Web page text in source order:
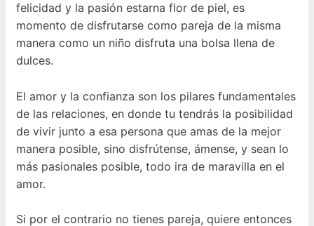
felicidad y la pasión estarna flor de piel, es
momento de disfrutarse como pareja de la misma
manera como un niño disfruta una bolsa llena de
dulces.
El amor y la confianza son los pilares fundamentales
de las relaciones, en donde tu tendrás la posibilidad
de vivir junto a esa persona que amas de la mejor
manera posible, sino disfrútense, ámense, y sean lo
más pasionales posible, todo ira de maravilla en el
amor.
Si por el contrario no tienes pareja, quiere entonces